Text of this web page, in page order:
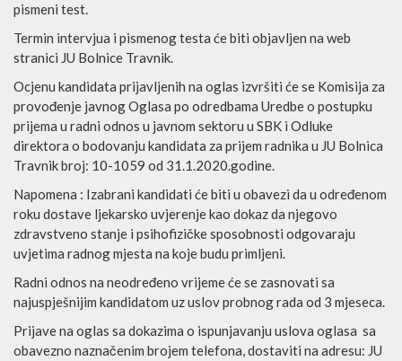
pismeni test.
Termin intervjua i pismenog testa će biti objavljen na web
stranici JU Bolnice Travnik.
Ocjenu kandidata prijavljenih na oglas izvršiti će se Komisija za
provođenje javnog Oglasa po odredbama Uredbe o postupku
prijema u radni odnos u javnom sektoru u SBK i Odluke
direktora o bodovanju kandidata za prijem radnika u JU Bolnica
Travnik broj: 10-1059 od 31.1.2020.godine.
Napomena : Izabrani kandidati će biti u obavezi da u određenom
roku dostave ljekarsko uvjerenje kao dokaz da njegovo
zdravstveno stanje i psihofizičke sposobnosti odgovaraju
uvjetima radnog mjesta na koje budu primljeni.
Radni odnos na neodređeno vrijemeće se zasnovati sa
najuspješnijim kandidatom uz uslov probnog rada od 3 mjeseca.
Prijave na oglas sa dokazima o ispunjavanju uslova oglasa sa
obavezno naznačenim brojem telefona, dostaviti na adresu: JU